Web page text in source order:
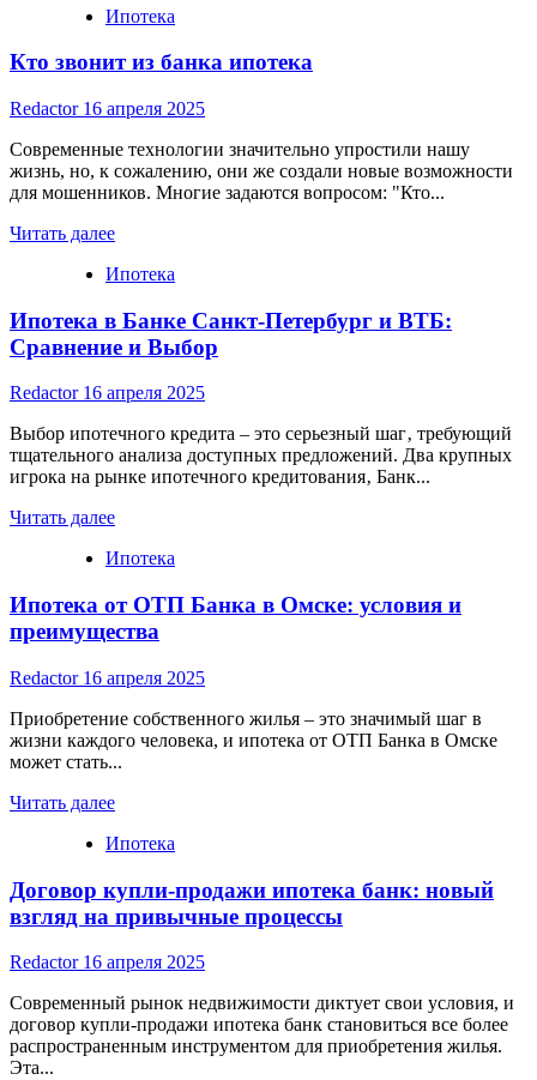
about
Банк
рефинансирование
Ипотека
Кто звонит из банка ипотека
Redactor 16 апреля 2025
Современные технологии значительно упростили нашу
жизнь, но, к сожалению, они же создали новые возможности
для мошенников. Многие задаются вопросом: "Кто...
Читать далееRead
about
звонит
из
банка
ипотека
Ипотека
Ипотека в Банке Санкт-Петербург и ВТБ:
Сравнение и Выбор
Redactor 16 апреля 2025
Выбор ипотечного кредита – это серьезный шаг‚ требующий
тщательного анализа доступных предложений. Два крупных
игрока на рынке ипотечного кредитования‚ Банк...
Читать далееRead
about
в
Банке
Санкт-
Петербург
и
ВТБ:
Сравнение
и
Выбор
Ипотека
Ипотека от ОТП Банка в Омске: условия и
преимущества
Redactor 16 апреля 2025
Приобретение собственного жилья – это значимый шаг в
жизни каждого человека, и ипотека от ОТП Банка в Омске
может стать...
Читать далееRead
about
от
ОТП
Банка
Омске:
условия
и
преимущества
Ипотека
Договор купли-продажи ипотека банк: новый
взгляд на привычные процессы
Redactor 16 апреля 2025
Современный рынок недвижимости диктует свои условия, и
договор купли-продажи ипотека банк становиться все более
распространенным инструментом для приобретения жилья.
Эта...